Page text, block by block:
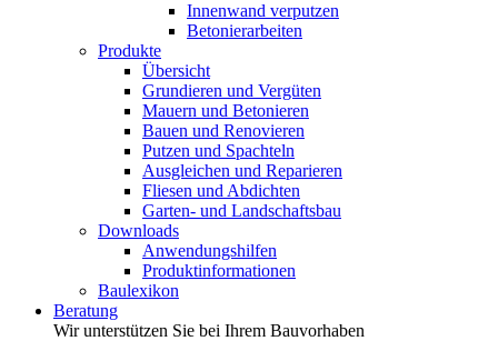
Innenwand verputzen
Betonierarbeiten
Produkte
Übersicht
Grundieren und Vergüten
Mauern und Betonieren
Bauen und Renovieren
Putzen und Spachteln
Ausgleichen und Reparieren
Fliesen und Abdichten
Garten- und Landschaftsbau
Downloads
Anwendungshilfen
Produktinformationen
Baulexikon
Beratung
Wir unterstützen Sie bei Ihrem Bauvorhaben